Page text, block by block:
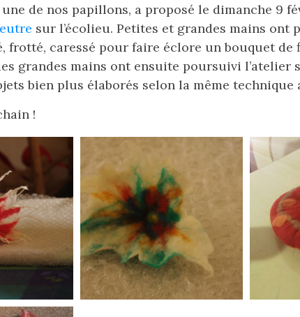
de nos papillons, a proposé le dimanche 9
sur l’écolieu. Petites et grandes mains ont
frotté, caressé pour faire éclore un bouquet de
grandes mains ont ensuite poursuivi l’atelier
bien plus élaborés selon la même technique
!